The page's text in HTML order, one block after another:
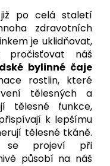
po celá staletí
zdravotních
je uklidňovat,
pročisťovat náš
bylinné čaje
rostlin, které
tělesných a
tělesné funkce,
k lepšímu
tělesné tkáně.
se projeví při
působí na náš